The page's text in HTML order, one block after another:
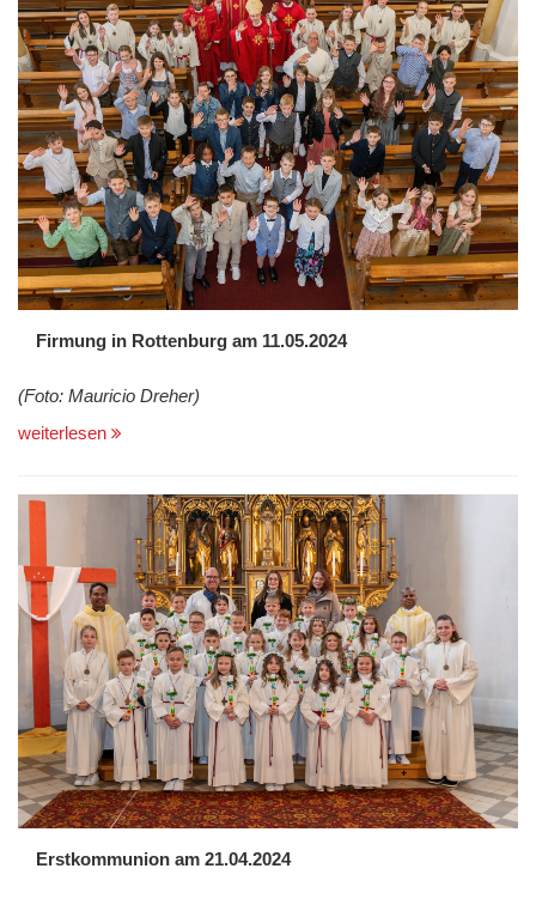
Firmung in Rottenburg am 11.05.2024
(Foto: Mauricio Dreher)
weiterlesen
Erstkommunion am 21.04.2024